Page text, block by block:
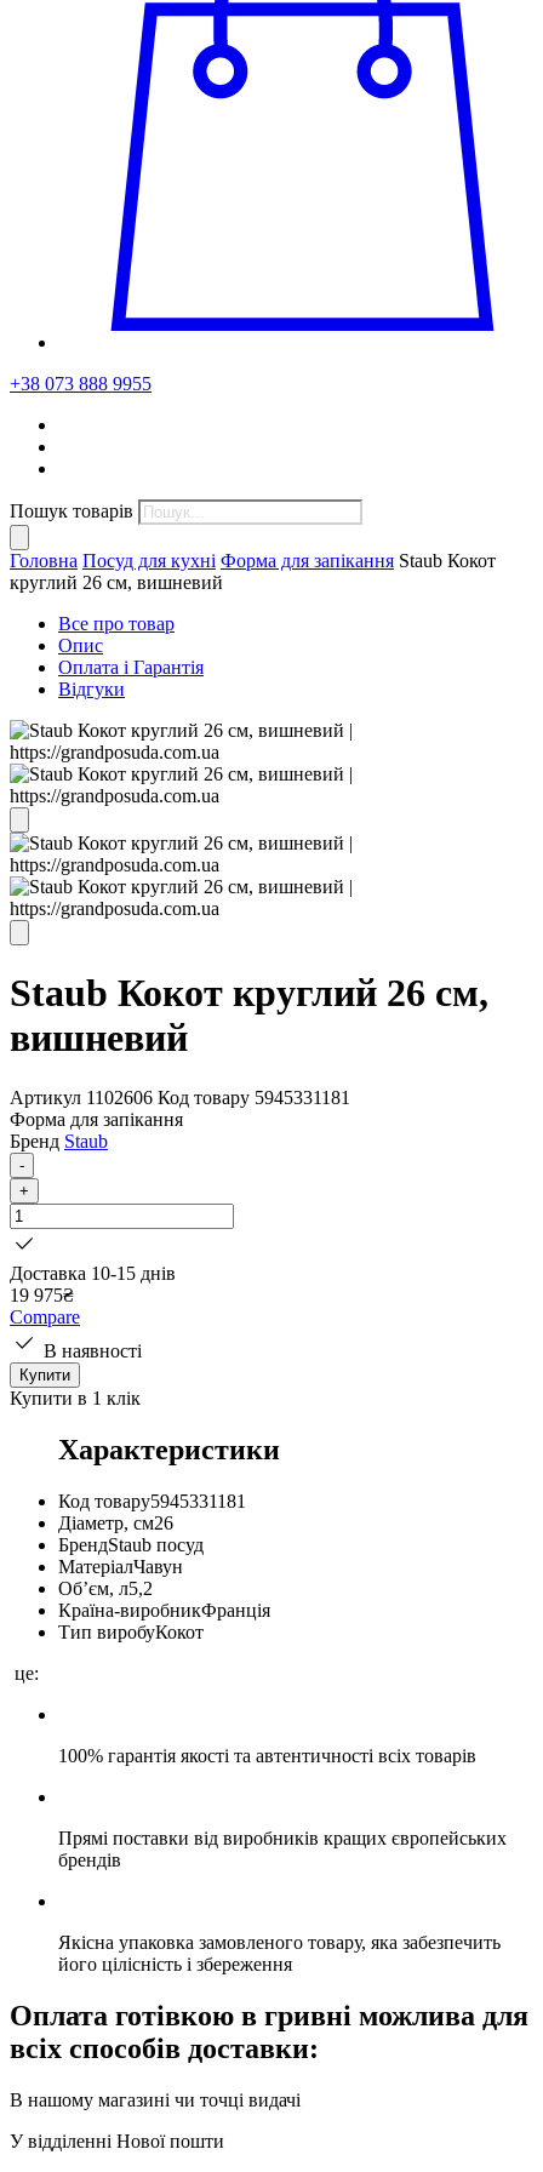
+38 073 888 9955
Пошук товарів
Головна Посуд для кухні Форма для запікання Staub Кокот
круглий 26 см, вишневий
Все про товар
Опис
Оплата і Гарантія
Відгуки
Staub Кокот круглий 26 см,
вишневий
Артикул 1102606 Код товару 5945331181
Форма для запікання
Бренд Staub
-
+
Доставка 10-15 днів
19 975₴
Compare
В наявності
Купити
Купити в 1 клік
Характеристики
Код товару5945331181
Діаметр, см26
БрендStaub посуд
МатеріалЧавун
Об’єм, л5,2
Країна-виробникФранція
Тип виробуКокот
це:
100% гарантія якості та автентичності всіх товарів
Прямі поставки від виробників кращих європейських
брендів
Якісна упаковка замовленого товару, яка забезпечить
його цілісність і збереження
Оплата готівкою в гривні можлива для
всіх способів доставки:
В нашому магазині чи точці видачі
У відділенні Нової пошти